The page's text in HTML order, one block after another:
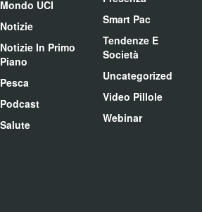
Mondo UCI
Notizie
Notizie In Primo
Piano
Pesca
Podcast
Salute
Smart Pac
Tendenze E
Società
Uncategorized
Video Pillole
Webinar